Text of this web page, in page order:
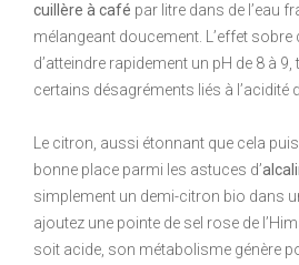
cuillère à café par litre dans de l’eau
mélangeant doucement. L’effet
d’atteindre rapidement un pH de 8 à
certains désagréments liés à l’acidité
Le citron, aussi étonnant que cela
bonne place parmi les astuces d’
simplement un demi-citron bio dans
ajoutez une pointe de sel rose de
soit acide, son métabolisme génère